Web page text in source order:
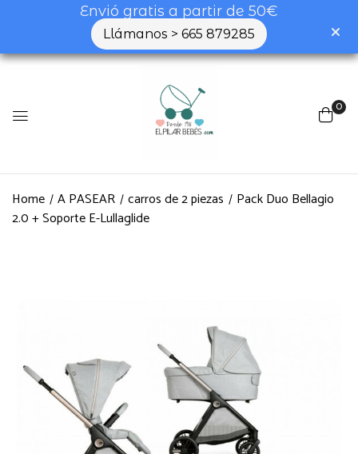
Envió gratis a partir de 50€
Llámanos > 665 879285
0
Home A PASEAR carros de 2 piezas
Pack Duo Bellagio
2.0 + Soporte E-Lullaglide